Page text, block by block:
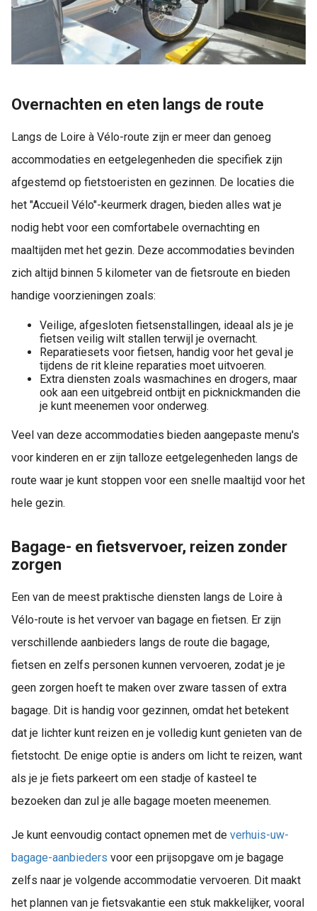
Overnachten en eten langs de route
Langs de Loire à Vélo-route zijn er meer dan genoeg
accommodaties en eetgelegenheden die specifiek zijn
afgestemd op fietstoeristen en gezinnen. De locaties die
het "Accueil Vélo"-keurmerk dragen, bieden alles wat je
nodig hebt voor een comfortabele overnachting en
maaltijden met het gezin. Deze accommodaties bevinden
zich altijd binnen 5 kilometer van de fietsroute en bieden
handige voorzieningen zoals:
Veilige, afgesloten fietsenstallingen, ideaal als je je
fietsen veilig wilt stallen terwijl je overnacht.
Reparatiesets voor fietsen, handig voor het geval je
tijdens de rit kleine reparaties moet uitvoeren.
Extra diensten zoals wasmachines en drogers, maar
ook aan een uitgebreid ontbijt en picknickmanden die
je kunt meenemen voor onderweg.
Veel van deze accommodaties bieden aangepaste menu's
voor kinderen en er zijn talloze eetgelegenheden langs de
route waar je kunt stoppen voor een snelle maaltijd voor het
hele gezin.
Bagage- en fietsvervoer, reizen zonder
zorgen
Een van de meest praktische diensten langs de Loire à
Vélo-route is het vervoer van bagage en fietsen. Er zijn
verschillende aanbieders langs de route die bagage,
fietsen en zelfs personen kunnen vervoeren, zodat je je
geen zorgen hoeft te maken over zware tassen of extra
bagage. Dit is handig voor gezinnen, omdat het betekent
dat je lichter kunt reizen en je volledig kunt genieten van de
fietstocht. De enige optie is anders om licht te reizen, want
als je je fiets parkeert om een stadje of kasteel te
bezoeken dan zul je alle bagage moeten meenemen.
Je kunt eenvoudig contact opnemen met de verhuis-uw-
bagage-aanbieders voor een prijsopgave om je bagage
zelfs naar je volgende accommodatie vervoeren. Dit maakt
het plannen van je fietsvakantie een stuk makkelijker, vooral